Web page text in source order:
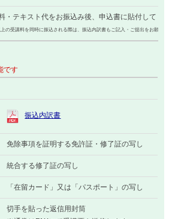
・テキスト代をお振込み後、申込書に貼付してく
の受講料を同時に振込される際は、振込内訳書もご記入・ご提出をお願いし
です
振込内訳書
免除事項を証明する免許証・修了証の写し
統合する修了証の写し
「在留カード」又は「パスポート」の写し
切手を貼った返信用封筒